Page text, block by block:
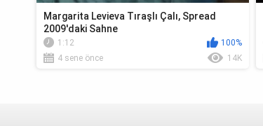
Margarita Levieva Tıraşlı Çalı, Spread
2009'daki Sahne
1:12
100%
4 sene önce
14K